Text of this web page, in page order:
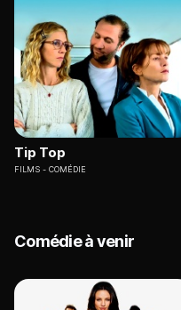
Tip Top
FILMS COMÉDIE
Comédie à venir